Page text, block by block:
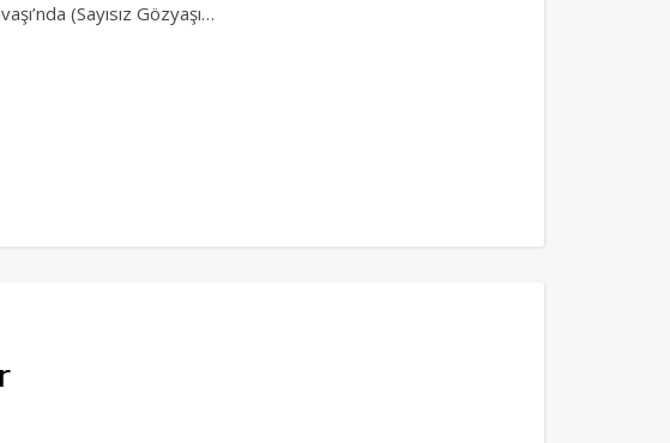
(Sayısız Gözyaşı…